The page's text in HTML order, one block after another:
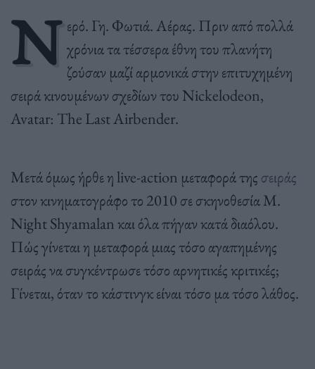
Ν ερό. Γη. Φωτιά. Αέρας. Πριν από πολλά
χρόνια τα τέσσερα έθνη του πλανήτη
ζούσαν μαζί αρμονικά στην επιτυχημένη
σειρά κινουμένων σχεδίων του Nickelodeon,
Avatar: The Last Airbender.
Μετά όμως ήρθε η live-action μεταφορά της σειράς
στον κινηματογράφο το 2010 σε σκηνοθεσίαM.
Night Shyamalanκαι όλα πήγαν κατά διαόλου.
Πώς γίνεται η μεταφορά μιας τόσο αγαπημένης
σειράς να συγκέντρωσε τόσο αρνητικές κριτικές;
Γίνεται, όταν το κάστινγκ είναι τόσο μα τόσο λάθος.